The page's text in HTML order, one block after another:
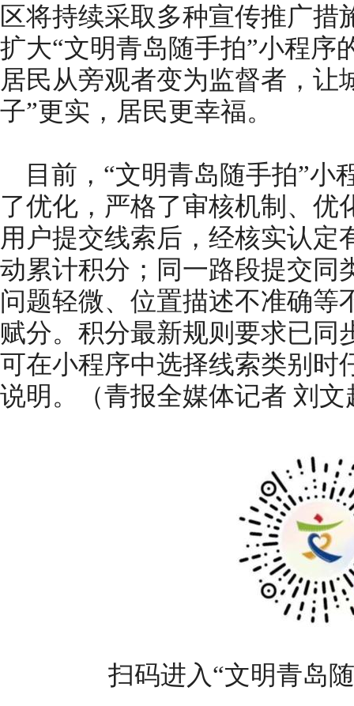
区将持续采取多种宣传推广措
扩大“文明青岛随手拍”小程序
居民从旁观者变为监督者，让
子”更实，居民更幸福。
目前，“文明青岛随手拍”小
了优化，严格了审核机制、优
用户提交线索后，经核实认定
动累计积分；同一路段提交同
问题轻微、位置描述不准确等
赋分。积分最新规则要求已同
可在小程序中选择线索类别时
说明。（青报全媒体记者 刘文
扫码进入“文明青岛